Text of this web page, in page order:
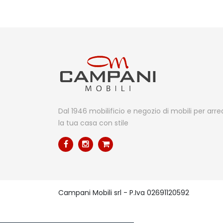
Dal 1946 mobilificio e negozio di mobili per
la tua casa con stile
Campani Mobili srl - P.Iva 02691120592